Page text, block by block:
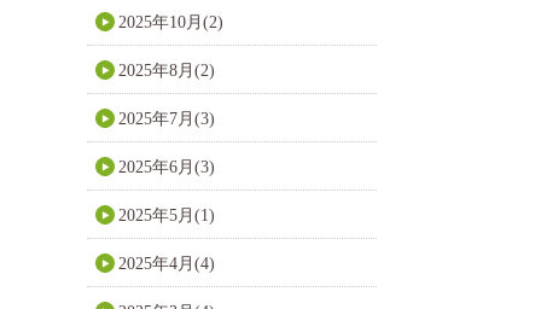
2025年10月(2)
2025年8月(2)
2025年7月(3)
2025年6月(3)
2025年5月(1)
2025年4月(4)